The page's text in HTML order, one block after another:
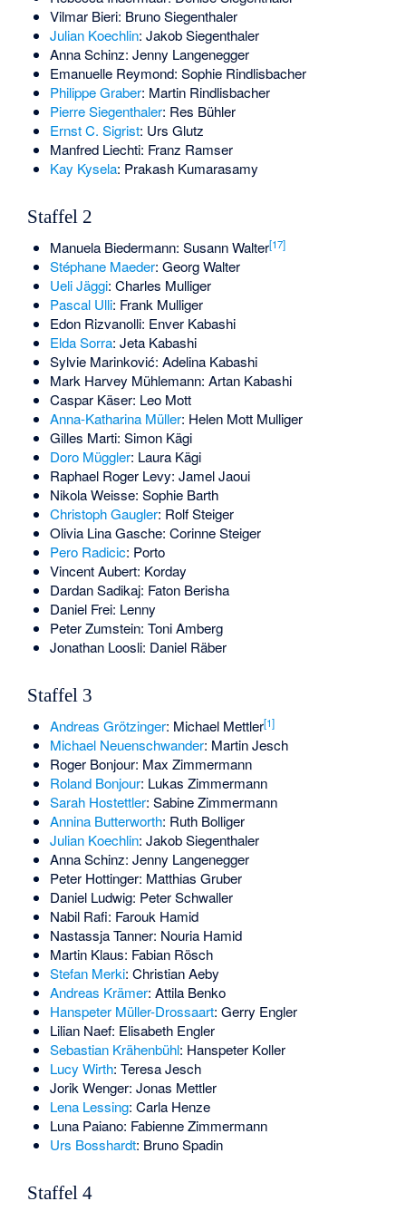
Vilmar Bieri: Bruno Siegenthaler
Julian Koechlin: Jakob Siegenthaler
Anna Schinz: Jenny Langenegger
Emanuelle Reymond: Sophie Rindlisbacher
Philippe Graber: Martin Rindlisbacher
Pierre Siegenthaler: Res Bühler
Ernst C. Sigrist: Urs Glutz
Manfred Liechti: Franz Ramser
Kay Kysela: Prakash Kumarasamy
Staffel 2
Manuela Biedermann: Susann Walter[17]
Stéphane Maeder: Georg Walter
Ueli Jäggi: Charles Mulliger
Pascal Ulli: Frank Mulliger
Edon Rizvanolli: Enver Kabashi
Elda Sorra: Jeta Kabashi
Sylvie Marinković: Adelina Kabashi
Mark Harvey Mühlemann: Artan Kabashi
Caspar Käser: Leo Mott
Anna-Katharina Müller: Helen Mott Mulliger
Gilles Marti: Simon Kägi
Doro Müggler: Laura Kägi
Raphael Roger Levy: Jamel Jaoui
Nikola Weisse: Sophie Barth
Christoph Gaugler: Rolf Steiger
Olivia Lina Gasche: Corinne Steiger
Pero Radicic: Porto
Vincent Aubert: Korday
Dardan Sadikaj: Faton Berisha
Daniel Frei: Lenny
Peter Zumstein: Toni Amberg
Jonathan Loosli: Daniel Räber
Staffel 3
Andreas Grötzinger: Michael Mettler[1]
Michael Neuenschwander: Martin Jesch
Roger Bonjour: Max Zimmermann
Roland Bonjour: Lukas Zimmermann
Sarah Hostettler: Sabine Zimmermann
Annina Butterworth: Ruth Bolliger
Julian Koechlin: Jakob Siegenthaler
Anna Schinz: Jenny Langenegger
Peter Hottinger: Matthias Gruber
Daniel Ludwig: Peter Schwaller
Nabil Rafi: Farouk Hamid
Nastassja Tanner: Nouria Hamid
Martin Klaus: Fabian Rösch
Stefan Merki: Christian Aeby
Andreas Krämer: Attila Benko
Hanspeter Müller-Drossaart: Gerry Engler
Lilian Naef: Elisabeth Engler
Sebastian Krähenbühl: Hanspeter Koller
Lucy Wirth: Teresa Jesch
Jorik Wenger: Jonas Mettler
Lena Lessing: Carla Henze
Luna Paiano: Fabienne Zimmermann
Urs Bosshardt: Bruno Spadin
Staffel 4